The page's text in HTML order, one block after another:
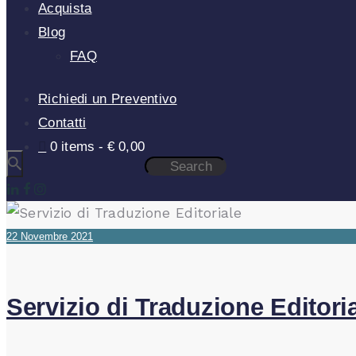
Acquista
Blog
FAQ
Richiedi un Preventivo
Contatti
0 items
€ 0,00
22 Novembre 2021
Servizio di Traduzione